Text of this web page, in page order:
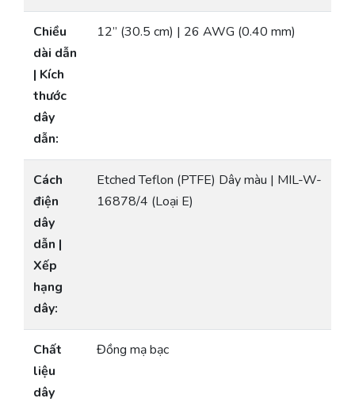
Chiều
dài dẫn
| Kích
thước
dây
dẫn:
12” (30.5 cm) | 26 AWG (0.40 mm)
Cách
điện
dây
dẫn |
Xếp
hạng
dây:
Etched Teflon (PTFE) Dây màu | MIL-W-
16878/4 (Loại E)
Chất
liệu
dây
Đồng mạ bạc